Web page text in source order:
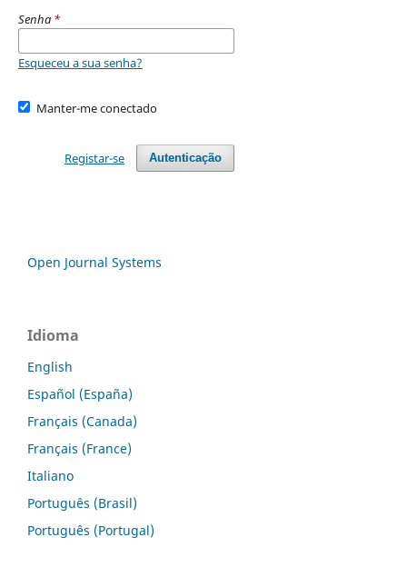
Senha *
Esqueceu a sua senha?
Manter-me conectado
Autenticação
Registar-se
Open Journal Systems
Idioma
English
Español (España)
Français (Canada)
Français (France)
Italiano
Português (Brasil)
Português (Portugal)